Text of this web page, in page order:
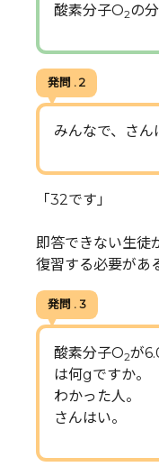
酸素分子O2の
発問 . 2
みんなで、さん
「32です」
即答できない生徒
復習する必要があ
発問 . 3
酸素分子O2が
は何gですか。
わかった人。
さんはい。